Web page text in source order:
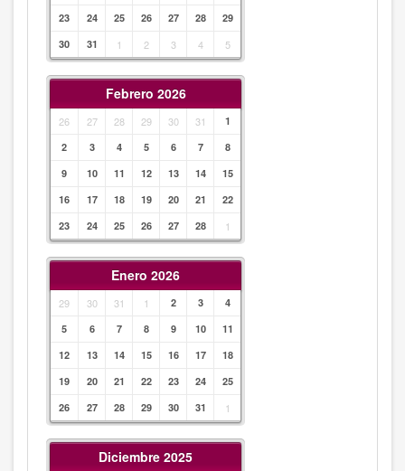
23
24 25 26 27 28
29
30
31 1 2 3 4 5
Febrero 2026
26 27 28 29 30 31
1
2
3 4 5 6 7
8
9
10 11 12 13 14
15
16
17 18 19 20 21
22
23
24 25 26 27 28 1
Enero 2026
29 30 31 1 2 3
4
5
6 7 8 9 10
11
12
13 14 15 16 17
18
19
20 21 22 23 24
25
26
27 28 29 30 31 1
Diciembre 2025